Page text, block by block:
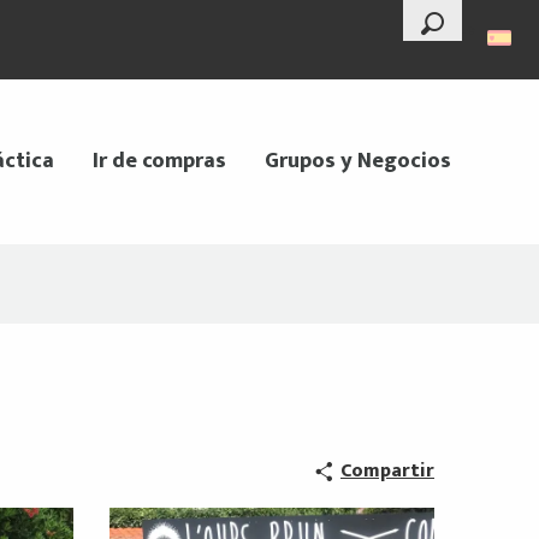
--°
Buscar
Ir de compras Grupos y Negocios
Compartir